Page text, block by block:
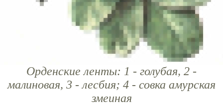
Орденские ленты: 1 - голубая, 2 -
малиновая, 3 - лесбия; 4 - совка амурская
змеиная